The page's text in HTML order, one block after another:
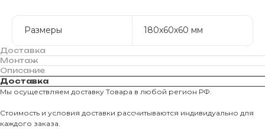
Размеры 180х60х60 мм
Доставка
Монтаж
Описание
Доставка
Мы осуществляем доставку Товара в любой регион РФ.
Стоимость и условия доставки рассчитываются индивидуально для
каждого заказа.